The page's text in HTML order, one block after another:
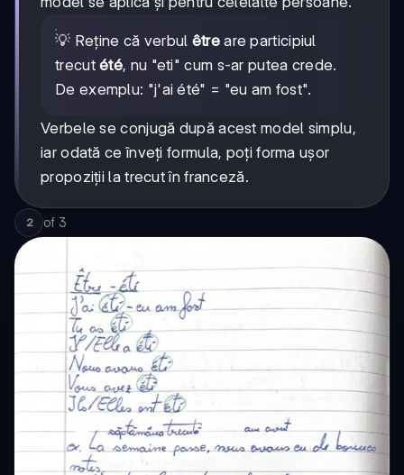
💡 Reține că verbul êtreare participiul
trecutété, nu "eti" cum s-ar putea crede.
De exemplu: "j'ai été" = "eu am fost".
Verbele se conjugă după acest model simplu,
iar odată ce înveți formula, poți forma ușor
propoziții la trecut în franceză.
2 of 3